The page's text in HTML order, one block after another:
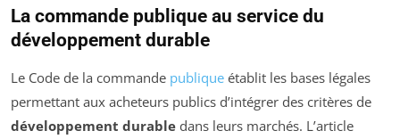
La commande publique au service du
développement durable
Le Code de la commande publique établit les bases légales
permettant aux acheteurs publics d’intégrer des critères de
développement durable dans leurs marchés. L’article